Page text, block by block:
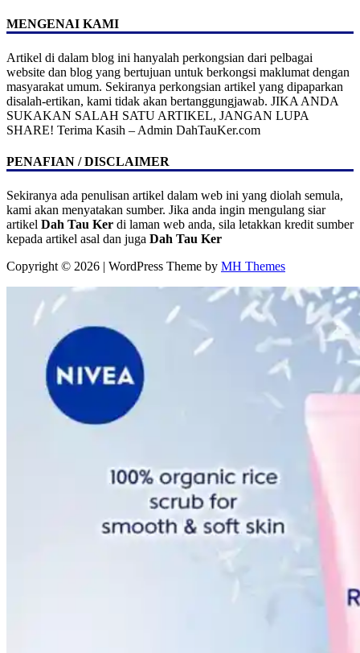
MENGENAI KAMI
Artikel di dalam blog ini hanyalah perkongsian dari pelbagai
website dan blog yang bertujuan untuk berkongsi maklumat dengan
masyarakat umum. Sekiranya perkongsian artikel yang dipaparkan
disalah-ertikan, kami tidak akan bertanggungjawab. JIKA ANDA
SUKAKAN SALAH SATU ARTIKEL, JANGAN LUPA
SHARE! Terima Kasih – Admin DahTauKer.com
PENAFIAN / DISCLAIMER
Sekiranya ada penulisan artikel dalam web ini yang diolah semula,
kami akan menyatakan sumber. Jika anda ingin mengulang siar
artikel Dah Tau Ker di laman web anda, sila letakkan kredit sumber
kepada artikel asal dan juga Dah Tau Ker
Copyright © 2026 | WordPress Theme by MH Themes